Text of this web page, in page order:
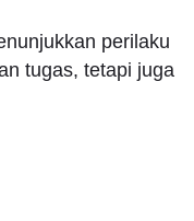
perilaku
tugas, tetapi juga